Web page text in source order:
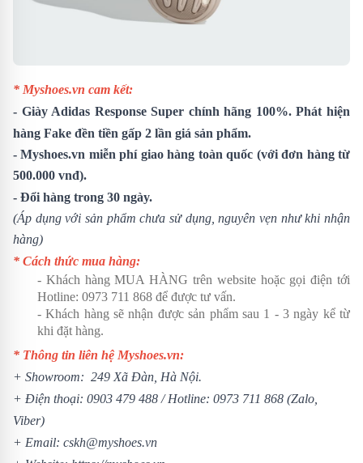
* Myshoes.vn cam kết:
- Giày Adidas Response Super chính hãng 100%. Phát hiện
hàng Fake đền tiền gấp 2 lần giá sản phẩm.
- Myshoes.vn miễn phí giao hàng toàn quốc (với đơn hàng từ
500.000 vnđ).
- Đổi hàng trong 30 ngày.
(Áp dụng với sản phẩm chưa sử dụng, nguyên vẹn như khi nhận
hàng)
* Cách thức mua hàng:
- Khách hàng MUA HÀNG trên website hoặc gọi điện tới
Hotline: 0973 711 868 để được tư vấn.
- Khách hàng sẽ nhận được sản phẩm sau 1 - 3 ngày kể từ
khi đặt hàng.
* Thông tin liên hệ Myshoes.vn:
+ Showroom: 249 Xã Đàn, Hà Nội.
+ Điện thoại: 0903 479 488 / Hotline: 0973 711 868 (Zalo,
Viber)
+ Email: cskh@myshoes.vn